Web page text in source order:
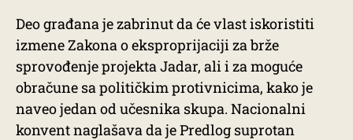
Deo građana je zabrinut da će vlast iskoristiti
izmene Zakona o eksproprijaciji za brže
sprovođenje projekta Jadar, ali i za moguće
obračune sa političkim protivnicima, kako je
naveo jedan od učesnika skupa. Nacionalni
konvent naglašava da je Predlog suprotan